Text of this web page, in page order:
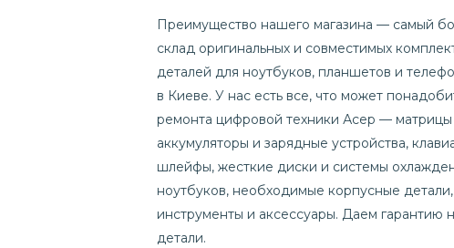
Преимущество нашего магазина — самый
склад оригинальных и совместимых
деталей для ноутбуков, планшетов и
в Киеве. У нас есть все, что может
ремонта цифровой техники Асер — матрицы
аккумуляторы и зарядные устройства,
шлейфы, жесткие диски и системы
ноутбуков, необходимые корпусные детали,
инструменты и аксессуары. Даем гарантию
детали.